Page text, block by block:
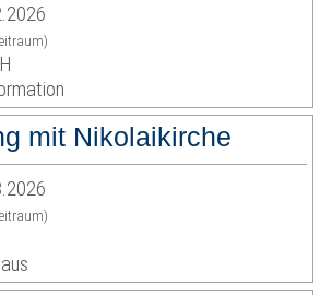
mit Nikolaikirche